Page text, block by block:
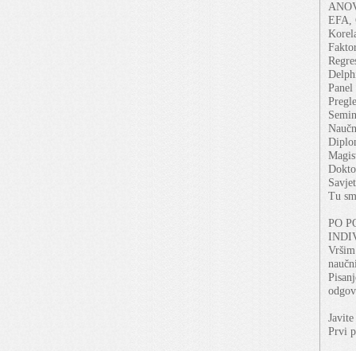
EFA,
Tu
PO
Prvi